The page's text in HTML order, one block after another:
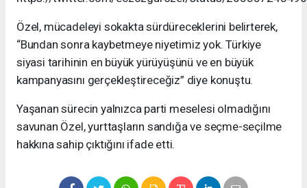
Özel, mücadeleyi sokakta sürdüreceklerini belirterek,
“Bundan sonra kaybetmeye niyetimiz yok. Türkiye
siyasi tarihinin en büyük yürüyüşünü ve en büyük
kampanyasını gerçekleştireceğiz” diye konuştu.
Yaşanan sürecin yalnızca parti meselesi olmadığını
savunan Özel, yurttaşların sandığa ve seçme-seçilme
hakkına sahip çıktığını ifade etti.